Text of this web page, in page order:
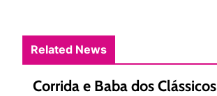
Related News
Corrida e Baba dos Clássicos